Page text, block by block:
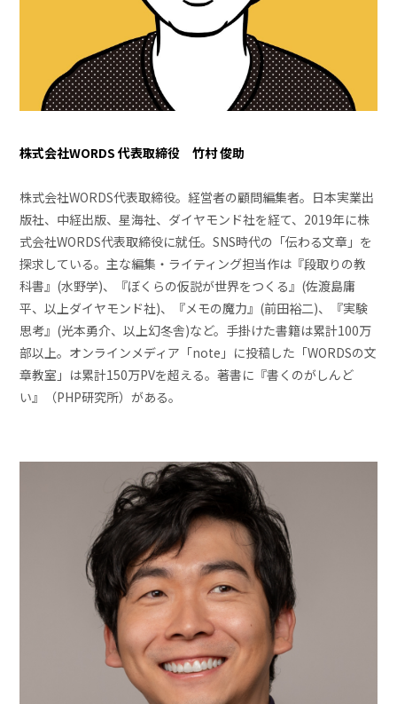
株式会社WORDS 代表取締役 竹村 俊助
株式会社WORDS代表取締役。経営者の顧問編集者。日本実業出
版社、中経出版、星海社、ダイヤモンド社を経て、2019年に株
式会社WORDS代表取締役に就任。SNS時代の「伝わる文章」を
探求している。主な編集・ライティング担当作は『段取りの教
科書』(水野学)、『ぼくらの仮説が世界をつくる』(佐渡島庸
平、以上ダイヤモンド社)、『メモの魔力』(前田裕二)、『実験
思考』(光本勇介、以上幻冬舎)など。手掛けた書籍は累計100万
部以上。オンラインメディア「note」に投稿した「WORDSの文
章教室」は累計150万PVを超える。著書に『書くのがしんど
い』（PHP研究所）がある。